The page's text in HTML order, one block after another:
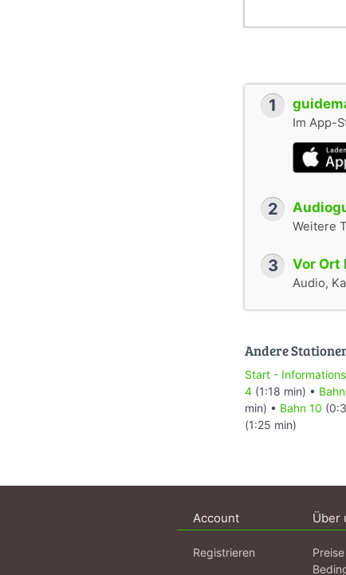
1
Im App-
2
Weitere
3 Vor Ort
Audio,
Andere
Start -
4 (1:18 min) •
min) • Bahn 10
(1:25 min)
Account
Registrieren
Über